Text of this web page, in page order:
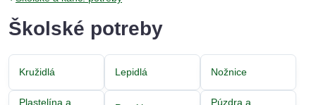
Školské potreby
Kružidlá Lepidlá Nožnice
Plastelína a
Púzdra a